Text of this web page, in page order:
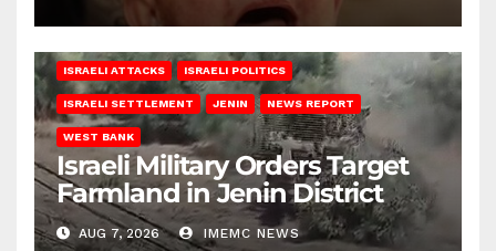
ISRAELI ATTACKS ISRAELI POLITICS
ISRAELI SETTLEMENT JENIN NEWS REPORT
WEST BANK
Israeli Military Orders Target
Farmland in Jenin District
AUG 7, 2026 IMEMC NEWS